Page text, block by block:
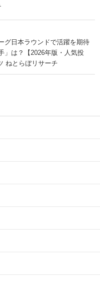
グ日本ラウンドで活躍を期待
」は？【2026年版・人気投
ねとらぼリサーチ